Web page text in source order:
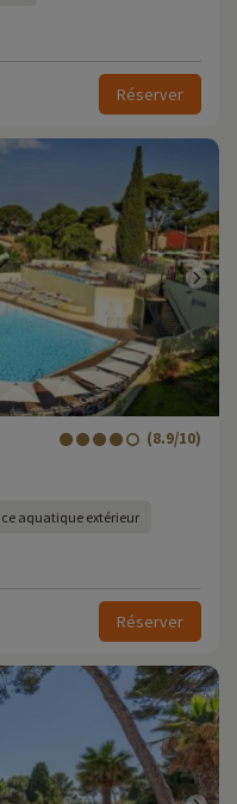
Réserver
(8.9/10)
aquatique extérieur
Réserver